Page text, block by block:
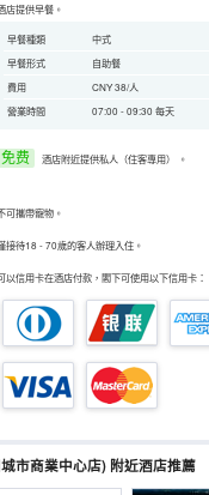
店提供早餐。
早餐種類
中式
早餐形式
自助餐
費用
CNY 38/人
營業時間
07:00 - 09:30 每天
免费 酒店附近提供私人（住客專用） 。
可攜帶寵物。
接待18 - 70歲的客人辦理入住。
以信用卡在酒店付款，閣下可使用以下信用卡：
市商業中心店) 附近酒店推薦